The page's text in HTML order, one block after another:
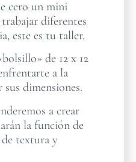
cero un mini
diferentes
este es tu taller.
de 12 x 12
a la
dimensiones.
a crear
la función de
de textura y